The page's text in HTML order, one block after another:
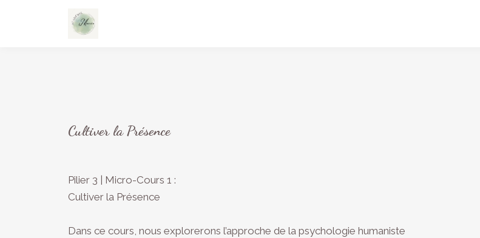
Cultiver la Présence
Pilier 3 | Micro-Cours 1 :
Cultiver la Présence
Dans ce cours, nous explorerons l’approche de la psychologie humaniste